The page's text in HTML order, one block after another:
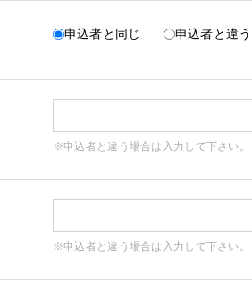
申込者と同じ 申込者と違う
※申込者と違う場合は入力して下さい。
※申込者と違う場合は入力して下さい。